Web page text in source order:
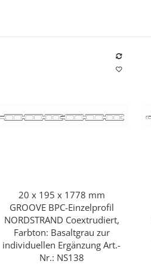
Schnellkauf
20 x 195 x 1778 mm
GROOVE BPC-Einzelprofil
NORDSTRAND Coextrudiert,
Farbton: Basaltgrau zur
individuellen Ergänzung Art.-
Nr.: NS138